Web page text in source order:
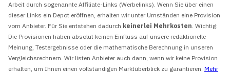
Arbeit durch sogenannte Affiliate-Links (Werbelinks). Wenn Sie über einen
dieser Links ein Depot eröffnen, erhalten wir unter Umständen eine Provision
vom Anbieter. Für Sie entstehen dadurch keinerlei Mehrkosten. Wichtig:
Die Provisionen haben absolut keinen Einfluss auf unsere redaktionelle
Meinung, Testergebnisse oder die mathematische Berechnung in unseren
Vergleichsrechnern. Wir listen Anbieter auch dann, wenn wir keine Provision
erhalten, um Ihnen einen vollständigen Marktüberblick zu garantieren. Mehr